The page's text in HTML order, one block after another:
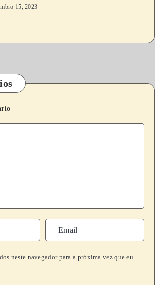
15, 2023
neste navegador para a próxima vez que eu